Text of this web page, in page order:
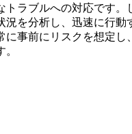
トラブルへの対応です。
況を分析し、迅速に行動
に事前にリスクを想定し